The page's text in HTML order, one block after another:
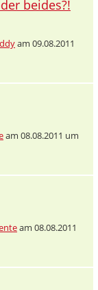
beides?!
am 09.08.2011
am 08.08.2011 um
am 08.08.2011